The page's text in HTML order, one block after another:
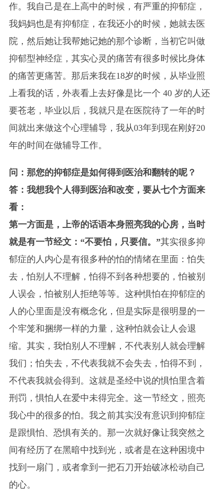
作。我自己是在上高中的时候，有严重的抑郁症，
我妈妈也是有抑郁症，在我还小的时候，她就去医
院，然后她让我帮她记她的那个诊断，当初它叫做
抑郁型神经症，其实心灵的痛苦有很多时候比身体
的痛苦更痛苦。那后来我在18岁的时候，从毕业照
上看我的话，外表看上去好像是比一个 40 岁的人还
要苍老，毕业以后，我就只是在医院待了一年的时
间就出来做这个心理辅导，我从03年到现在刚好20
年的时间在做辅导工作。
问：那您的抑郁症是如何得到医治和翻转的呢？
答：我想我个人得到医治和改变，要从七个方面来
看：
第一方面是，上帝的话语本身照亮我的心房，当时
就是有一节经文：“不要怕，只要信。”其实很多抑
郁症的人内心是有很多种的怕的情绪在里面：怕失
去，怕别人不理解，怕得不到各种想要的，怕被别
人误会，怕被别人拒绝等等。这种惧怕在抑郁症的
人的心里面是没有概念化，但是实际是很明显的一
个牢笼和捆绑一样的力量，这种怕就会让人会退
缩。其实，我怕别人不理解，不代表别人就会理解
我们；怕失去，不代表我就不会失去，怕得不到，
不代表我就会得到。这就是圣经中说的惧怕里含着
刑罚，惧怕人在爱中未得完全。这一节经文，照亮
我心中的很多的怕。我之前其实没有意识到抑郁症
是跟惧怕、恐惧有关的。那一次就好像让我突然之
间有经历了在黑暗中找到光，或者是在这种困境中
找到一扇门，或者拿到一把石刀开始破冰松动自己
的心。